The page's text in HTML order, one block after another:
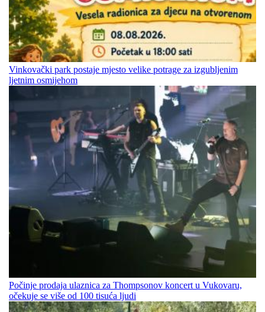
Vinkovački park postaje mjesto velike potrage za izgubljenim
ljetnim osmijehom
Počinje prodaja ulaznica za Thompsonov koncert u Vukovaru,
očekuje se više od 100 tisuća ljudi